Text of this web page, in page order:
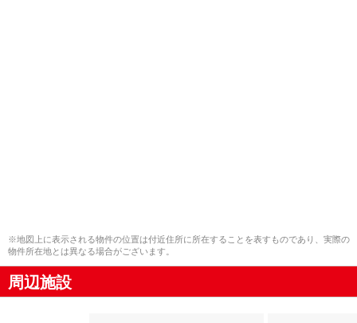
※地図上に表示される物件の位置は付近住所に所在することを表すものであり、実際の
物件所在地とは異なる場合がございます。
周辺施設